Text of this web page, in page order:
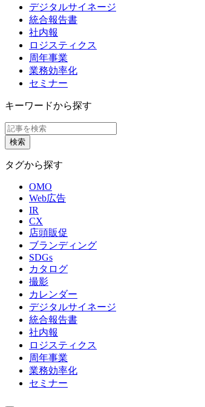
デジタルサイネージ
統合報告書
社内報
ロジスティクス
周年事業
業務効率化
セミナー
キーワードから探す
タグから探す
OMO
Web広告
IR
CX
店頭販促
ブランディング
SDGs
カタログ
撮影
カレンダー
デジタルサイネージ
統合報告書
社内報
ロジスティクス
周年事業
業務効率化
セミナー